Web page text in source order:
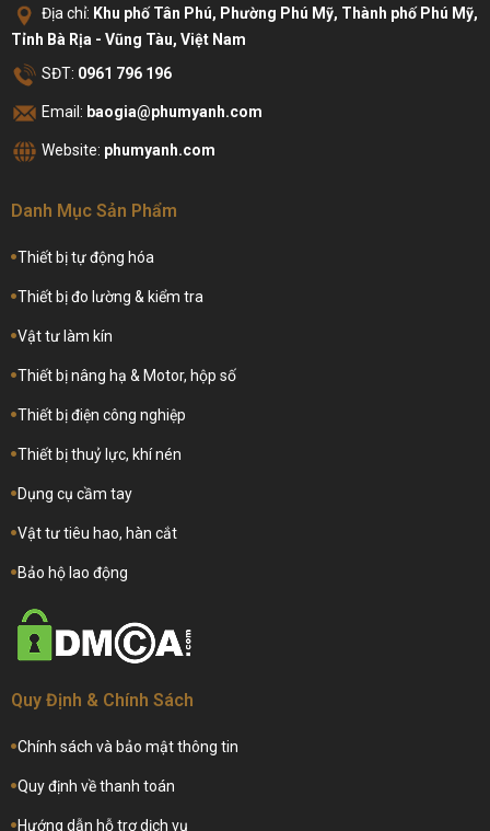
Địa chỉ: Khu phố Tân Phú, Phường Phú Mỹ, Thành phố Phú Mỹ,
Tỉnh Bà Rịa - Vũng Tàu, Việt Nam
SĐT: 0961 796 196
Email: baogia@phumyanh.com
Website: phumyanh.com
Danh Mục Sản Phẩm
Thiết bị tự động hóa
Thiết bị đo lường & kiểm tra
Vật tư làm kín
Thiết bị nâng hạ & Motor, hộp số
Thiết bị điện công nghiệp
Thiết bị thuỷ lực, khí nén
Dụng cụ cầm tay
Vật tư tiêu hao, hàn cắt
Bảo hộ lao động
Quy Định & Chính Sách
Chính sách và bảo mật thông tin
Quy định về thanh toán
Hướng dẫn hỗ trợ dịch vụ